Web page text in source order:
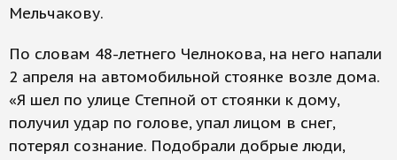
Мельчакову.
По словам 48-летнего Челнокова, на него напали
2 апреля на автомобильной стоянке возле дома.
«Я шел по улице Степной от стоянки к дому,
получил удар по голове, упал лицом в снег,
потерял сознание. Подобрали добрые люди,